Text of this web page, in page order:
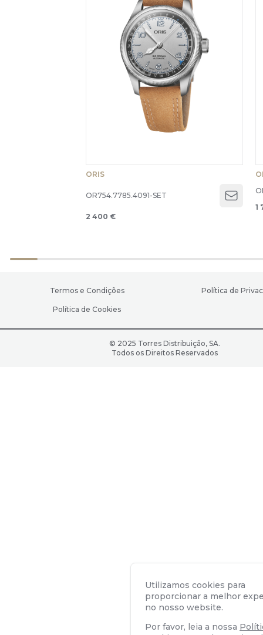
ORIS
OR754.7785.4091-SET
Open
2 400 €
1
Termos e Condições Política de
Política de Cookies
© 2025 Torres Distribuição, SA.
Todos os Direitos Reservados
Utilizamos cookies para
proporcionar a melhor
no nosso website.
Por favor, leia a nossa